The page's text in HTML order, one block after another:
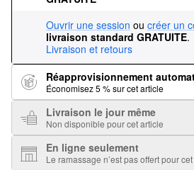
Ouvrir une session ou créer un
livraison standard GRATUITE.
Livraison et retours
Réapprovisionnement
Économisez 5 % sur cet article
Livraison le jour même
Non disponible pour cet article
En ligne seulement
Le ramassage n’est pas offert pour